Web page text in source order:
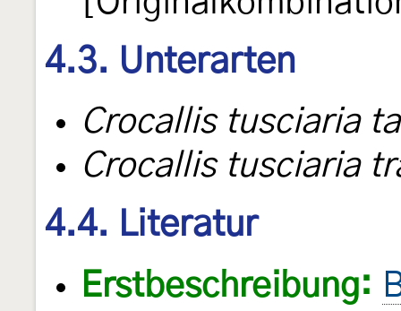
4.3. Unterarten
Crocallis tusciaria
Crocallis tusciaria
4.4. Literatur
Erstbeschreibung: